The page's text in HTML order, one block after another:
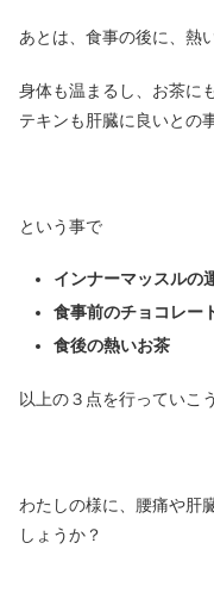
あとは、食事の後に、熱
身体も温まるし、お茶に
テキンも肝臓に良いとの事
という事で
インナーマッスルの
食事前のチョコレー
食後の熱いお茶
以上の３点を行っていこ
わたしの様に、腰痛や肝
しょうか？